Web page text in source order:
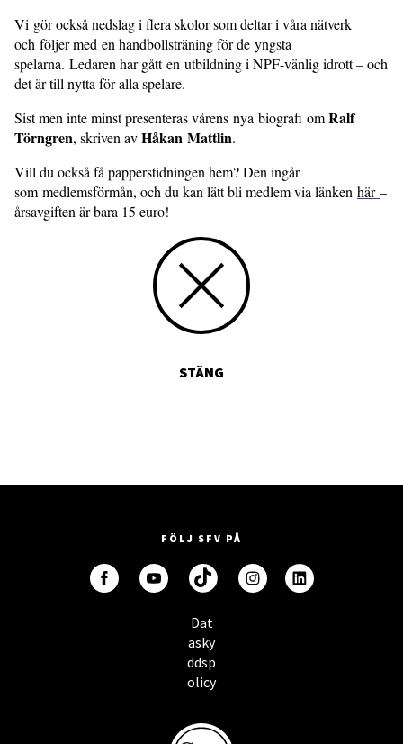
Vi gör också nedslag i flera skolor som deltar i våra nätverk
och följer med en handbollsträning för de yngsta
spelarna. Ledaren har gått en utbildning i NPF-vänlig idrott – och
det är till nytta för alla spelare.
Sist men inte minst presenteras vårens nya biografi omRalf
Törngren, skriven avHåkan Mattlin.
Vill du också få papperstidningen hem? Den ingår
som medlemsförmån, och du kan lätt bli medlem via länken här–
årsavgiften är bara 15 euro!
STÄNG
FÖLJ SFV PÅ
Dat
asky
ddsp
olicy